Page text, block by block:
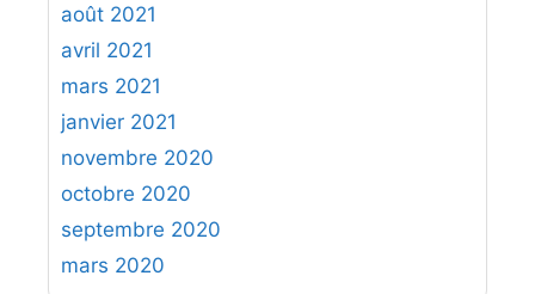
août 2021
avril 2021
mars 2021
janvier 2021
novembre 2020
octobre 2020
septembre 2020
mars 2020